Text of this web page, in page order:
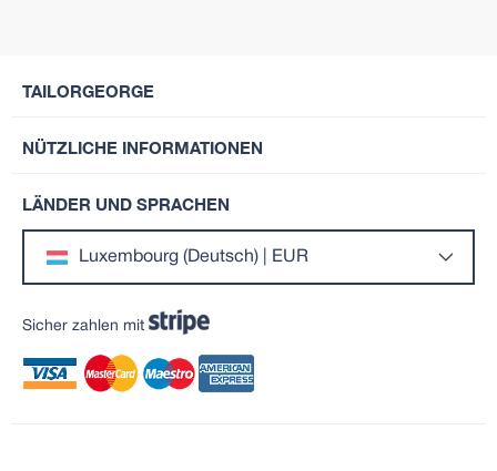
TAILORGEORGE
NÜTZLICHE INFORMATIONEN
LÄNDER UND SPRACHEN
Luxembourg (Deutsch) | EUR
Sicher zahlen mit